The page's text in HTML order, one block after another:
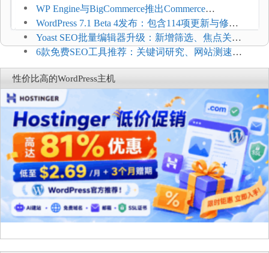
WP Engine与BigCommerce推出Commerce
Connect：WordPress商店可保留前台体验并扩展电
商能力
WordPress 7.1 Beta 4发布：包含114项更新与修
复，仅建议在测试环境体验
Yoast SEO批量编辑器升级：新增筛选、焦点关键
词与AI元数据草稿
6款免费SEO工具推荐：关键词研究、网站测速与
AI可见度检查
性价比高的WordPress主机